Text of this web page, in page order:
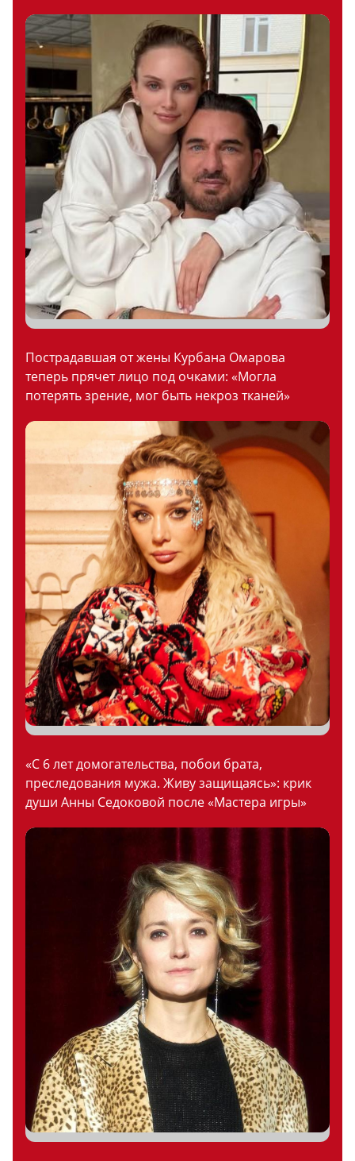
Пострадавшая от жены Курбана Омарова
теперь прячет лицо под очками: «Могла
потерять зрение, мог быть некроз тканей»
«С 6 лет домогательства, побои брата,
преследования мужа. Живу защищаясь»: крик
души Анны Седоковой после «Мастера игры»